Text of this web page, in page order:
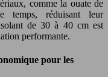
comme la ouate de
temps, réduisant leur
de 30 à 40 cm est
performante.
pour les